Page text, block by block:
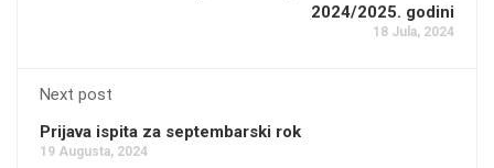
2024/2025. godini
18 Jula, 2024
Next post
Prijava ispita za septembarski rok
19 Augusta, 2024